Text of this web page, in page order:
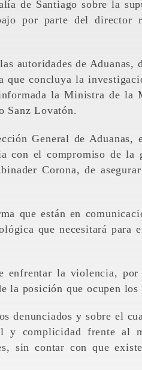
por parte del director
autoridades de Aduanas,
concluya la
la Ministra de la
Sanz Lovatón.
General de Aduanas,
con el compromiso de la
Corona, de
que están en
que necesitará para
enfrentar la violencia,
la posición que ocupen los
denunciados y sobre el
y complicidad frente al
sin contar con que